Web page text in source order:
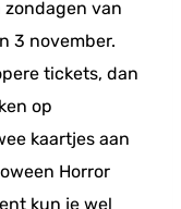
van
3 november.
tickets, dan
op
kaartjes aan
Horror
kun je wel